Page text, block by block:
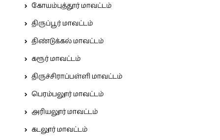
கோயம்புத்தூர் மாவட்டம்
திருப்பூர் மாவட்டம்
திண்டுக்கல் மாவட்டம்
கரூர் மாவட்டம்
திருச்சிராப்பள்ளி மாவட்டம்
பெரம்பலூர் மாவட்டம்
அரியலூர் மாவட்டம்
கடலூர் மாவட்டம்